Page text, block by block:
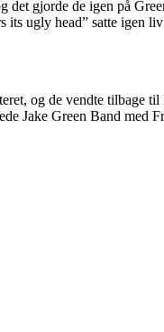
det gjorde de igen på
ugly head” satte igen
og de vendte tilbage
Jake Green Band med